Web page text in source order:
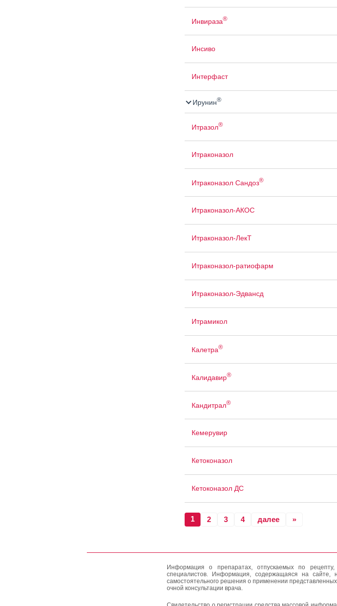
Инвираза®
Инсиво
Интерфаст
Ирунин®
Итразол®
Итраконазол
Итраконазол Сандоз®
Итраконазол-АКОС
Итраконазол-ЛекТ
Итраконазол-ратиофарм
Итраконазол-Эдвансд
Итрамикол
Калетра®
Калидавир®
Кандитрал®
Кемерувир
Кетоконазол
Кетоконазол ДС
1 2 3 4 далее »
Информация о препаратах, отпускаемых по
специалистов. Информация, содержащаяся на сайте,
самостоятельного решения о применении
очной консультации врача.